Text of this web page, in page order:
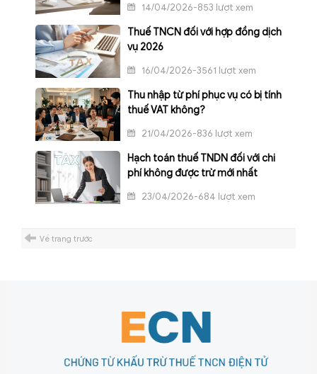
14/04/2026-853 lượt xem
Thuế TNCN đối với hợp đồng dịch
vụ 2026
16/04/2026-3561 lượt xem
Thu nhập từ phí phục vụ có bị tính
thuế VAT không?
21/04/2026-836 lượt xem
Hạch toán thuế TNDN đối với chi
phí không được trừ mới nhất
23/04/2026-684 lượt xem
Về trang trước